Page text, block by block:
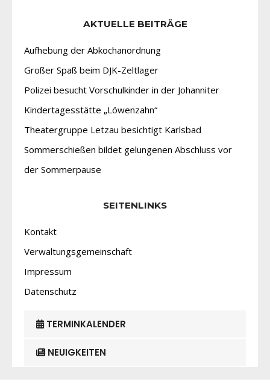
AKTUELLE BEITRÄGE
Aufhebung der Abkochanordnung
Großer Spaß beim DJK-Zeltlager
Polizei besucht Vorschulkinder in der Johanniter
Kindertagesstätte „Löwenzahn“
Theatergruppe Letzau besichtigt Karlsbad
Sommerschießen bildet gelungenen Abschluss vor
der Sommerpause
SEITENLINKS
Kontakt
Verwaltungsgemeinschaft
Impressum
Datenschutz
TERMINKALENDER
NEUIGKEITEN